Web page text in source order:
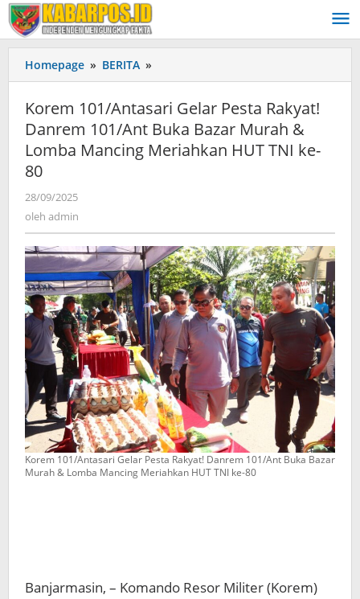
Lewati
ke
konten
Homepage » BERITA »
101/Antasari
Gelar
Pesta
Rakyat!
Danrem
&
Lomba
Mancing
Meriahkan
HUT
TNI
ke-
80
Korem 101/Antasari Gelar Pesta Rakyat!
Danrem 101/Ant Buka Bazar Murah &
Lomba Mancing Meriahkan HUT TNI ke-
80
28/09/2025
oleh admin
Korem 101/Antasari Gelar Pesta Rakyat! Danrem 101/Ant Buka Bazar
Murah & Lomba Mancing Meriahkan HUT TNI ke-80
‎Banjarmasin, – Komando Resor Militer (Korem)